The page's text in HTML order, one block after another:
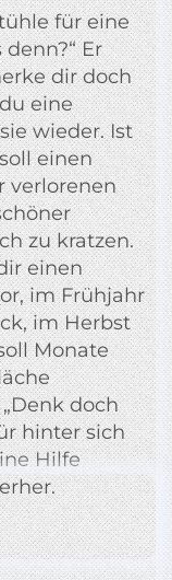
für eine
Er
dir doch
eine
wieder. Ist
einen
verlorenen
zu kratzen.
einen
im Frühjahr
im Herbst
Monate
doch
hinter sich
Hilfe